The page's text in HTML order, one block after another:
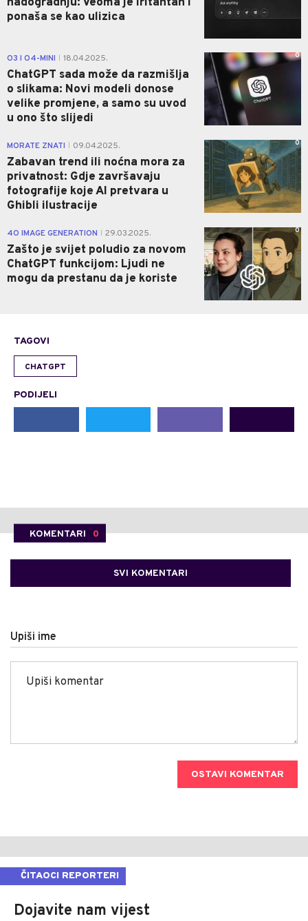
ponaša se kao ulizica
O3 I O4-MINI 18.04.2025.
ChatGPT sada može da razmišlja
o slikama: Novi modeli donose
velike promjene, a samo su uvod
u ono što slijedi
0
MORATE ZNATI 09.04.2025.
Zabavan trend ili noćna mora za
privatnost: Gdje završavaju
fotografije koje AI pretvara u
Ghibli ilustracije
0
4O IMAGE GENERATION 29.03.2025.
Zašto je svijet poludio za novom
ChatGPT funkcijom: Ljudi ne
mogu da prestanu da je koriste
0
TAGOVI
CHATGPT
PODIJELI
KOMENTARI 0
SVI KOMENTARI
Upiši ime
OSTAVI KOMENTAR
ČITAOCI REPORTERI
Dojavite nam vijest